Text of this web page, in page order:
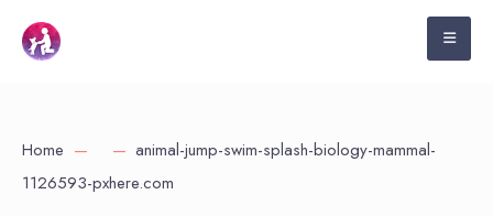
Home
animal-jump-swim-splash-biology-mammal-
1126593-pxhere.com